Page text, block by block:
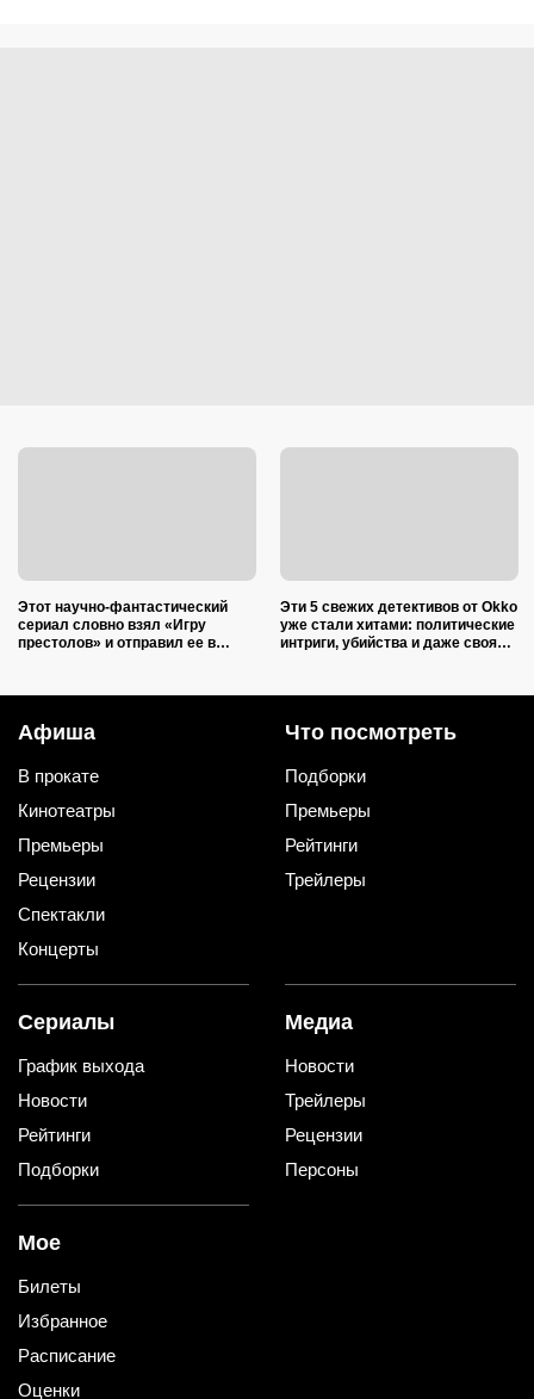
Этот научно-фантастический
сериал словно взял «Игру
престолов» и отправил ее в
Эти 5 свежих детективов от Okko
уже стали хитами: политические
интриги, убийства и даже своя
Афиша
В прокате
Кинотеатры
Премьеры
Рецензии
Спектакли
Концерты
Что посмотреть
Подборки
Премьеры
Рейтинги
Трейлеры
Сериалы
График выхода
Новости
Рейтинги
Подборки
Медиа
Новости
Трейлеры
Рецензии
Персоны
Мое
Билеты
Избранное
Расписание
Оценки